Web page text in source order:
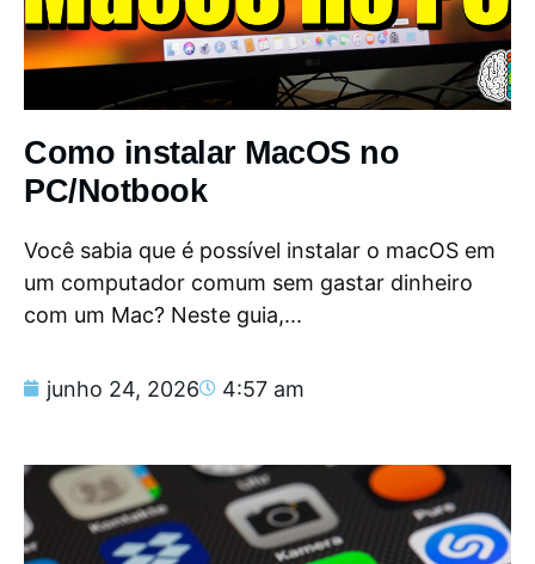
Como instalar MacOS no
PC/Notbook
Você sabia que é possível instalar o macOS em
um computador comum sem gastar dinheiro
com um Mac? Neste guia,...
junho 24, 2026 4:57 am